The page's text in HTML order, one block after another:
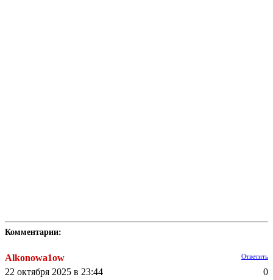
Комментарии:
Alkonowa1ow Ответить
0
22 октября 2025 в 23:44